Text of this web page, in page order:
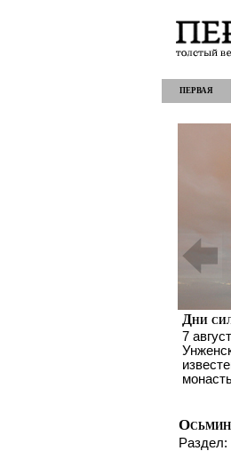
ПЕРВАЯ
Дни
7
Раздел: